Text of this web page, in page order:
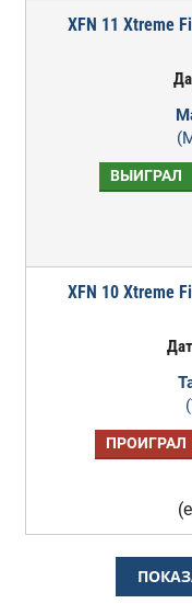
XFN 11 Xtreme
ВЫИГРАЛ
XFN 10 Xtreme
ПРОИГРАЛ